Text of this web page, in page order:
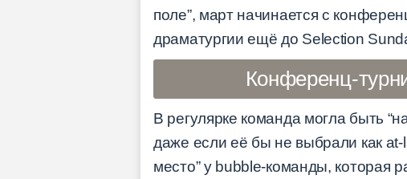
поле”, март начинается с
драматургии ещё до Selection
Конференц-
В регулярке команда могла быть
даже если её бы не выбрали как
место” у bubble-команды, которая